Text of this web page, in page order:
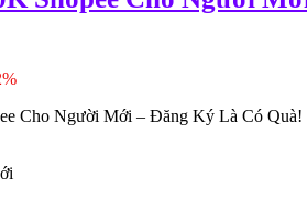
Cho Người Mới – Đăng Ký Là Có Quà!